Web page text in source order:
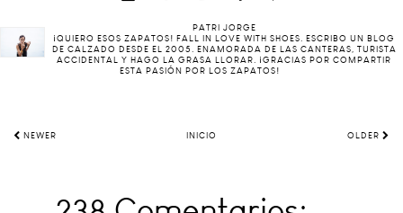
PATRI JORGE
¡QUIERO ESOS ZAPATOS! FALL IN LOVE WITH SHOES. ESCRIBO UN BLOG
DE CALZADO DESDE EL 2005. ENAMORADA DE LAS CANTERAS, TURISTA
ACCIDENTAL Y HAGO LA GRASA LLORAR. ¡GRACIAS POR COMPARTIR
ESTA PASIÓN POR LOS ZAPATOS!
NEWER INICIO OLDER